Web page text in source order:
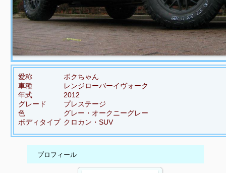
愛称
ボクちゃん
車種
レンジローバーイヴォーク
年式
2012
グレード
プレステージ
色
グレー・オークニーグレー
ボディタイプ クロカン・SUV
プロフィール